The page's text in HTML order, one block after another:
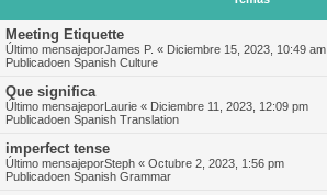
Meeting Etiquette
Último mensajeporJames P. « Diciembre 15, 2023, 10:49 am
Publicadoen Spanish Culture
Que significa
Último mensajeporLaurie « Diciembre 11, 2023, 12:09 pm
Publicadoen Spanish Translation
imperfect tense
Último mensajeporSteph « Octubre 2, 2023, 1:56 pm
Publicadoen Spanish Grammar